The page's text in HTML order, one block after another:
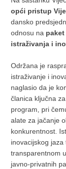
opći pristup
dansko
odnosu na
istraživanja i
Održana je
istraživanje i
naglasio da je
članica ključna
program, pri
alate za jačanje
konkurentnost.
inovacijskog
transparentnom
javno-privatnih